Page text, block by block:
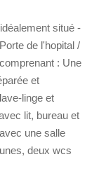
situé -
de l'hopital /
: Une
et
linge et
lit, bureau et
une salle
deux wcs